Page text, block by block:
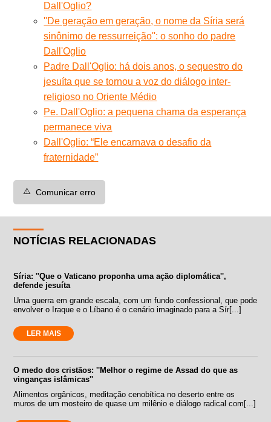
Dall'Oglio?
''De geração em geração, o nome da Síria será
sinônimo de ressurreição'': o sonho do padre
Dall'Oglio
Padre Dall'Oglio: há dois anos, o sequestro do
jesuíta que se tornou a voz do diálogo inter-
religioso no Oriente Médio
Pe. Dall'Oglio: a pequena chama da esperança
permanece viva
Dall'Oglio: “Ele encarnava o desafio da
fraternidade”
⚠️ Comunicar erro
NOTÍCIAS RELACIONADAS
Síria: ''Que o Vaticano proponha uma ação diplomática'',
defende jesuíta
Uma guerra em grande escala, com um fundo confessional, que pode
envolver o Iraque e o Líbano é o cenário imaginado para a Sír[...]
LER MAIS
O medo dos cristãos: ''Melhor o regime de Assad do que as
vinganças islâmicas''
Alimentos orgânicos, meditação cenobítica no deserto entre os
muros de um mosteiro de quase um milênio e diálogo radical com[...]